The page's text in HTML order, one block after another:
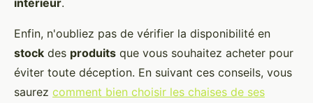
intérieur.
Enfin, n'oubliez pas de vérifier la disponibilité en
stock des produits que vous souhaitez acheter pour
éviter toute déception. En suivant ces conseils, vous
saurez comment bien choisir les chaises de ses